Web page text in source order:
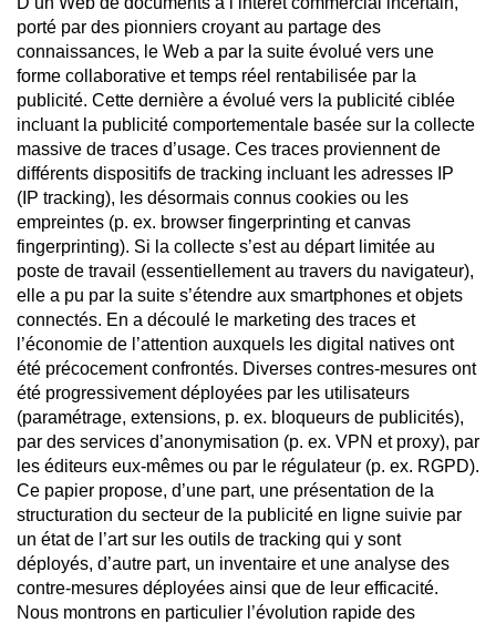
porté par des pionniers croyant au partage des
connaissances, le Web a par la suite évolué vers une
forme collaborative et temps réel rentabilisée par la
publicité. Cette dernière a évolué vers la publicité ciblée
incluant la publicité comportementale basée sur la collecte
massive de traces d’usage. Ces traces proviennent de
différents dispositifs de tracking incluant les adresses IP
(IP tracking), les désormais connus cookies ou les
empreintes (p. ex. browser fingerprinting et canvas
fingerprinting). Si la collecte s’est au départ limitée au
poste de travail (essentiellement au travers du navigateur),
elle a pu par la suite s’étendre aux smartphones et objets
connectés. En a découlé le marketing des traces et
l’économie de l’attention auxquels les digital natives ont
été précocement confrontés. Diverses contres-mesures ont
été progressivement déployées par les utilisateurs
(paramétrage, extensions, p. ex. bloqueurs de publicités),
par des services d’anonymisation (p. ex. VPN et proxy), par
les éditeurs eux-mêmes ou par le régulateur (p. ex. RGPD).
Ce papier propose, d’une part, une présentation de la
structuration du secteur de la publicité en ligne suivie par
un état de l’art sur les outils de tracking qui y sont
déployés, d’autre part, un inventaire et une analyse des
contre-mesures déployées ainsi que de leur efficacité.
Nous montrons en particulier l’évolution rapide des